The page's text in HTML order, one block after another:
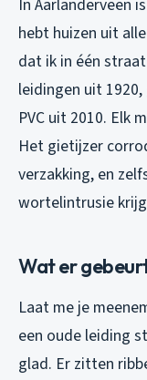
In Aarlanderveen
hebt huizen uit
dat ik in één
leidingen uit
PVC uit 2010. Elk
Het gietijzer
verzakking, en
wortelintrusie
Wat er
Laat me je
een oude leiding
glad. Er zitten